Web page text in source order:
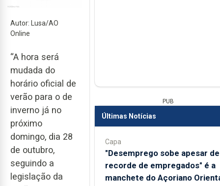
Autor: Lusa/AO
Online
“A hora será
mudada do
horário oficial de
verão para o de
inverno já no
próximo
domingo, dia 28
de outubro,
seguindo a
legislação da
PUB
Últimas Notícias
Capa
"Desemprego sobe apesar de
recorde de empregados" é a
manchete do Açoriano